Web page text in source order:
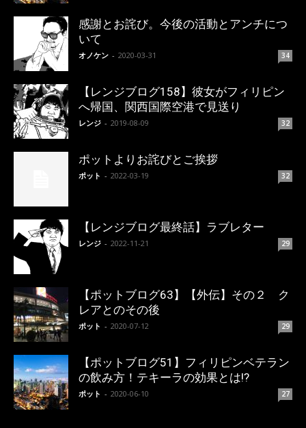
感謝とお詫び。今後の活動とアンチにつ
いて
オノケン - 2020-03-31 34
【レンジブログ158】彼女がフィリピン
へ帰国、関西国際空港で見送り
レンジ - 2019-08-09 32
ポットよりお詫びとご挨拶
ポット - 2022-03-19 32
【レンジブログ最終話】ラブレター
レンジ - 2022-11-21 29
【ポットブログ63】【外伝】その２ ク
レアとのその後
ポット - 2020-07-12 29
【ポットブログ51】フィリピンベテラン
の飲み方！テキーラの効果とは!?
ポット - 2020-06-10 27